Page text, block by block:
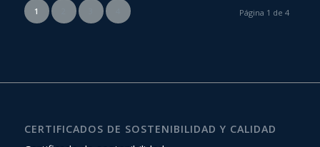
Página 1 de 4
1
CERTIFICADOS DE SOSTENIBILIDAD Y CALIDAD